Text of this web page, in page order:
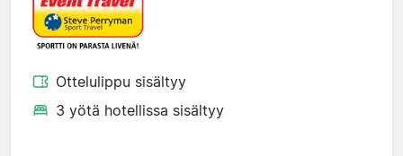
Ottelulippu sisältyy
3 yötä hotellissa sisältyy